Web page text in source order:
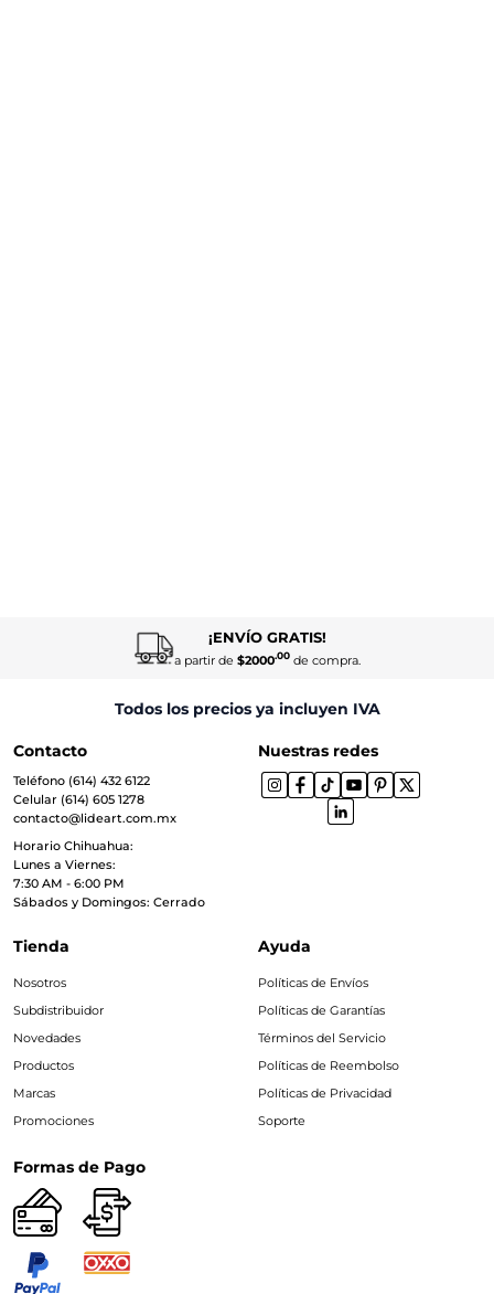
¡ENVÍO GRATIS!
a partir de $2000.00de compra.
Todos los precios ya incluyen IVA
Contacto
Teléfono (614) 432 6122
Celular (614) 605 1278
contacto@lideart.com.mx
Horario Chihuahua:
Lunes a Viernes:
7:30 AM - 6:00 PM
Sábados y Domingos: Cerrado
Nuestras redes
Tienda
Nosotros
Subdistribuidor
Novedades
Productos
Marcas
Promociones
Ayuda
Políticas de Envíos
Políticas de Garantías
Términos del Servicio
Políticas de Reembolso
Políticas de Privacidad
Soporte
Formas de Pago